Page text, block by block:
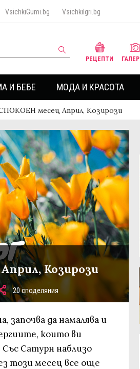
VsichkiGumi.bg VsichkiIgri.bg
РЕЦЕПТИ
И БЕБЕ МОДА И КРАСОТА
месец Април, Козирози
Козирози
20 споделяния
започва да намалява и
които ви
Сатурн наблизо
този месец все още